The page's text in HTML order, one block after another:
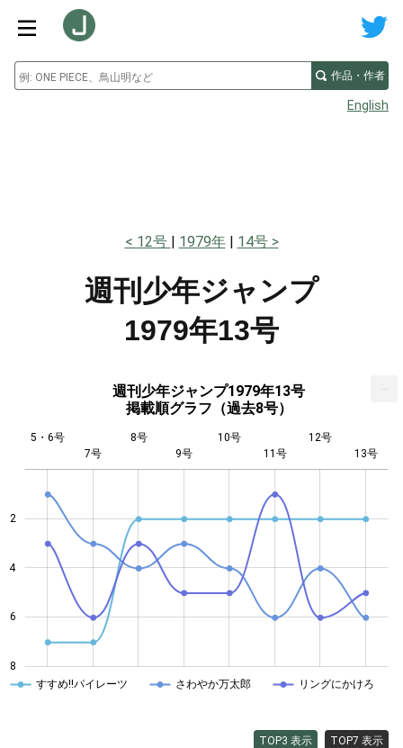
作品・作者
English
12号 1979年 14号
週刊少年ジャンプ
1979年13号
週刊少年ジャンプ1979年13号
掲載順グラフ（過去8号）
4
2
4
6
8
5・6号
7号
8号
9号
10号
11号
12号
13号
すすめ!!パイレーツ さわやか万太郎 リングにかけろ
TOP3 表示 TOP7 表示